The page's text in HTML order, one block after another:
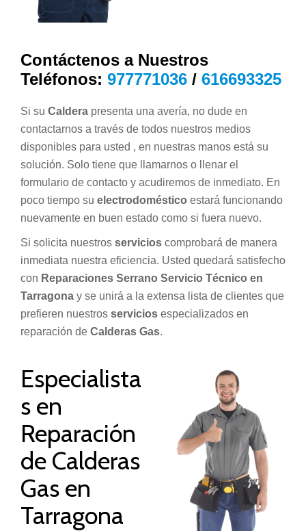
Contáctenos a Nuestros
Teléfonos: 977771036 / 616693325
Si su Caldera presenta una avería, no dude en
contactarnos a través de todos nuestros medios
disponibles para usted , en nuestras manos está su
solución. Solo tiene que llamarnos o llenar el
formulario de contacto y acudiremos de inmediato. En
poco tiempo su electrodoméstico estará funcionando
nuevamente en buen estado como si fuera nuevo.
Si solicita nuestros servicios comprobará de manera
inmediata nuestra eficiencia. Usted quedará satisfecho
con Reparaciones Serrano Servicio Técnico en
Tarragona y se unirá a la extensa lista de clientes que
prefieren nuestros servicios especializados en
reparación de Calderas Gas.
Especialista
s en
Reparación
de Calderas
Gas en
Tarragona